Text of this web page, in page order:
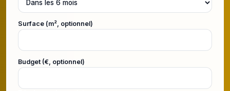
Surface (m², optionnel)
Budget (€, optionnel)